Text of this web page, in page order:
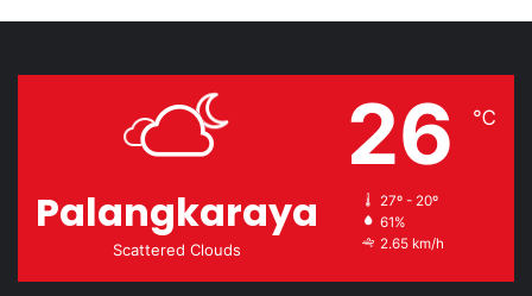
Palangkaraya
Scattered Clouds
26 ℃
27º - 20º
61%
2.65 km/h